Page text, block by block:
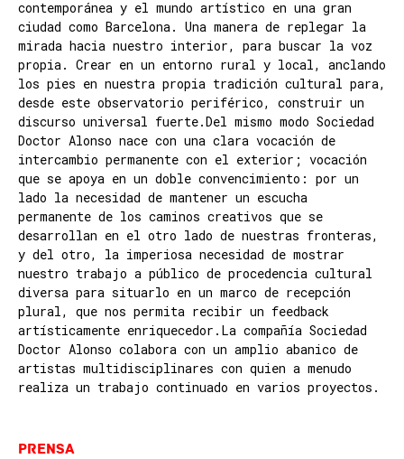
contemporánea y el mundo artístico en una gran
ciudad como Barcelona. Una manera de replegar la
mirada hacia nuestro interior, para buscar la voz
propia. Crear en un entorno rural y local, anclando
los pies en nuestra propia tradición cultural para,
desde este observatorio periférico, construir un
discurso universal fuerte.Del mismo modo Sociedad
Doctor Alonso nace con una clara vocación de
intercambio permanente con el exterior; vocación
que se apoya en un doble convencimiento: por un
lado la necesidad de mantener un escucha
permanente de los caminos creativos que se
desarrollan en el otro lado de nuestras fronteras,
y del otro, la imperiosa necesidad de mostrar
nuestro trabajo a público de procedencia cultural
diversa para situarlo en un marco de recepción
plural, que nos permita recibir un feedback
artísticamente enriquecedor.La compañía Sociedad
Doctor Alonso colabora con un amplio abanico de
artistas multidisciplinares con quien a menudo
realiza un trabajo continuado en varios proyectos.
PREnSA